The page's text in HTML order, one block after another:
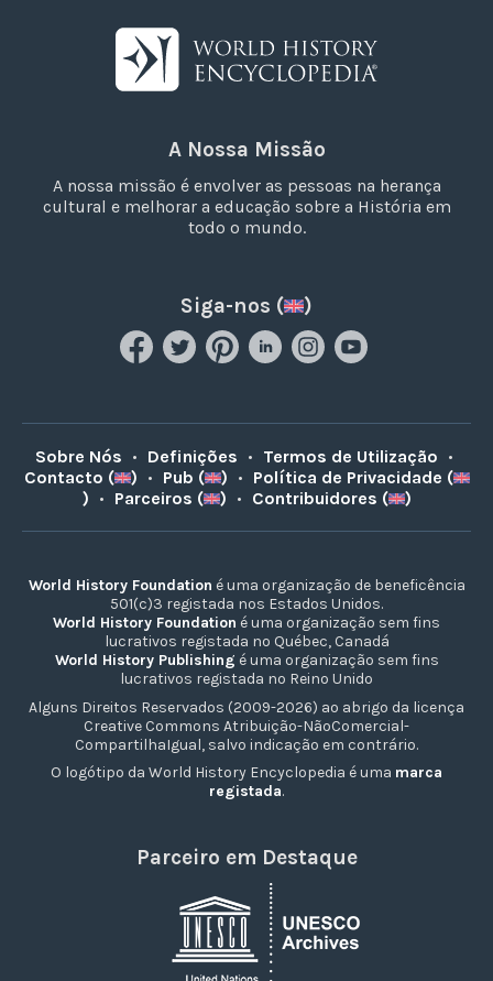
A Nossa Missão
A nossa missão é envolver as pessoas na herança
cultural e melhorar a educação sobre a História em
todo o mundo.
Siga-nos ( )
Sobre Nós • Definições • Termos de Utilização •
Contacto (
) • Pub ( ) • Política de Privacidade (
) • Parceiros ( ) • Contribuidores ( )
World History Foundation é uma organização de beneficência
501(c)3 registada nos Estados Unidos.
World History Foundation é uma organização sem fins
lucrativos registada no Québec, Canadá
World History Publishing é uma organização sem fins
lucrativos registada no Reino Unido
Alguns Direitos Reservados (2009-2026) ao abrigo da licença
Creative Commons Atribuição-NãoComercial-
CompartilhaIgual, salvo indicação em contrário.
O logótipo da World History Encyclopedia é uma marca
registada.
Parceiro em Destaque